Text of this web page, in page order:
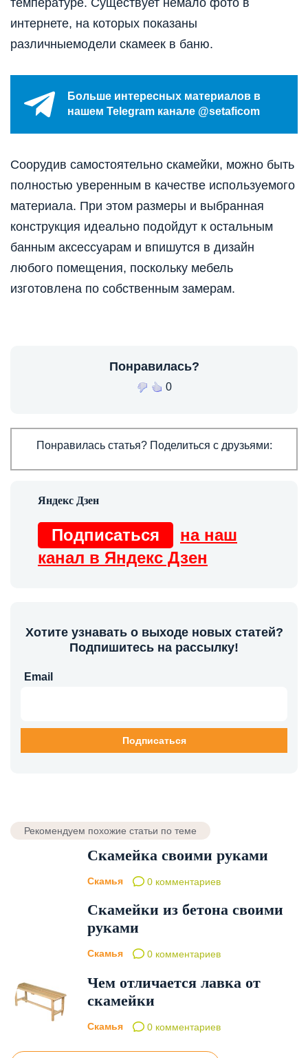
интернете, на которых показаны
различныемодели скамеек в баню.
Больше интересных материалов в
нашем Telegram канале @setaficom
Соорудив самостоятельно скамейки, можно быть
полностью уверенным в качестве используемого
материала. При этом размеры и выбранная
конструкция идеально подойдут к остальным
банным аксессуарам и впишутся в дизайн
любого помещения, поскольку мебель
изготовлена по собственным замерам.
Понравилась?
0
Понравилась статья? Поделиться с друзьями:
Подписаться
на наш
канал в Яндекс Дзен
Хотите узнавать о выходе новых статей?
Подпишитесь на рассылку!
Email
Рекомендуем похожие статьи по теме
Скамейка своими руками
Скамья 0 комментариев
Скамейки из бетона своими
руками
Скамья 0 комментариев
Чем отличается лавка от
скамейки
Скамья 0 комментариев